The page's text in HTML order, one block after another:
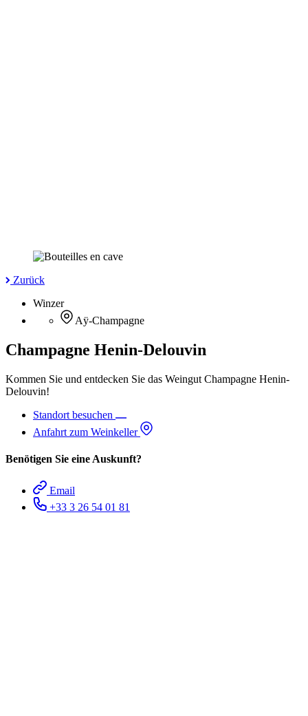
Zurück
Winzer
Aÿ-Champagne
Champagne Henin-Delouvin
Kommen Sie und entdecken Sie das Weingut Champagne Henin-
Delouvin!
Standort besuchen
Anfahrt zum Weinkeller
Benötigen Sie eine Auskunft?
Email
+33 3 26 54 01 81